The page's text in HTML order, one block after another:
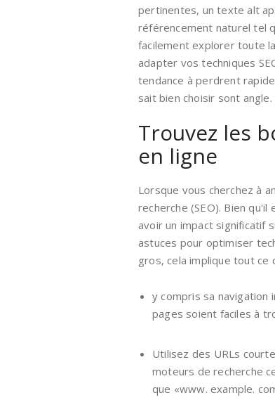
pertinentes, un texte alt
référencement naturel tel
facilement explorer toute
adapter vos techniques
tendance à perdrent
sait bien choisir sont
Trouvez les
en ligne
Lorsque vous cherchez à
recherche (SEO). Bien
avoir un impact significatif
astuces pour optimiser
gros, cela implique tout
y compris sa
pages soient faciles à
Utilisez des URLs
moteurs de recherche
que «www. example.